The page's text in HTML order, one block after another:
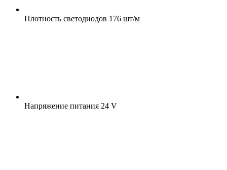
Плотность светодиодов 176 шт/м
Напряжение питания 24 V